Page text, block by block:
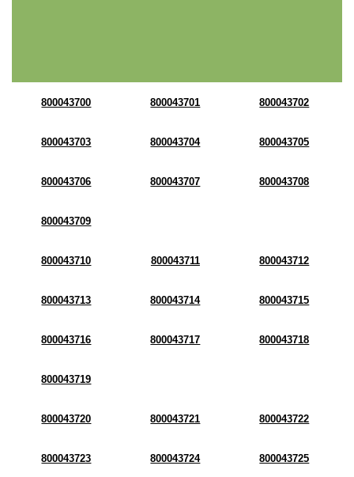
800043700 800043701 800043702
800043703 800043704 800043705
800043706 800043707 800043708
800043709
800043710 800043711 800043712
800043713 800043714 800043715
800043716 800043717 800043718
800043719
800043720 800043721 800043722
800043723 800043724 800043725